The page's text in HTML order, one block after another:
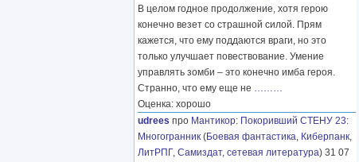
В целом годное продолжение, хотя герою
конечно везет со страшной силой. Прям
кажется, что ему поддаются враги, но это
только улучшает повествование. Умение
управлять зомби – это конечно имба героя.
Странно, что ему еще не ………
Оценка: хорошо
udrees про Мантикор: Покоривший СТЕНУ 23:
Многогранник (Боевая фантастика, Киберпанк,
ЛитРПГ, Самиздат, сетевая литература) 31 07